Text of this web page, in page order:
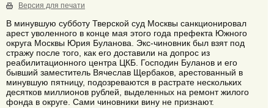
Версия для печати
В минувшую субботу Тверской суд Москвы санкционировал
арест уволенного в конце мая этого года префекта Южного
округа Москвы Юрия Буланова. Экс-чиновник был взят под
стражу после того, как его доставили на допрос из
реабилитационного центра ЦКБ. Господин Буланов и его
бывший заместитель Вячеслав Щербаков, арестованный в
минувшую пятницу, подозреваются в растрате нескольких
десятков миллионов рублей, выделенных на ремонт жилого
фонда в округе. Сами чиновники вину не признают.